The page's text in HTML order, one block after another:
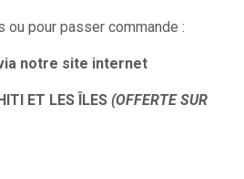
ou pour passer commande :
notre site internet
ET LES ÎLES (OFFERTE SUR